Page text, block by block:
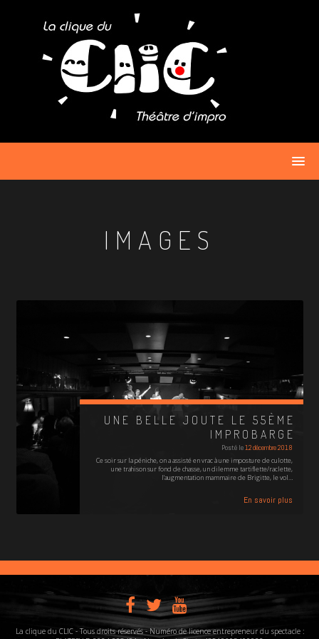
IMAGES
UNE BELLE JOUTE LE 55ÈME
IMPROBARGE
Posté le12 décembre 2018
Ce soir sur la péniche, on a assisté en vrac à une imposture de culotte,
une trahison sur fond de chasse, un dilemme tartiflette/raclette,
l'augmentation mammaire de Brigitte, le vol…
En savoir plus
La clique du CLIC - Tous droits réservés - Numéro de licence entrepreneur du spectacle :